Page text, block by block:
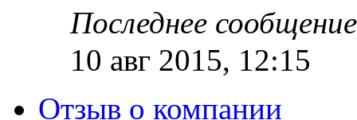
Последнее
10 авг 2015, 12:15
Отзыв о компании